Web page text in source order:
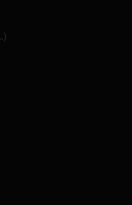
)